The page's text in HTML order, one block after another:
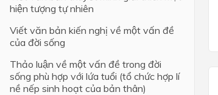
Lớp 2
Lớp 1
hiện tượng tự nhiên
Viết văn bản kiến nghị về một vấn đề
của đời sống
Thảo luận về một vấn đề trong đời
sống phù hợp với lứa tuổi (tổ chức hợp lí
nề nếp sinh hoạt của bản thân)